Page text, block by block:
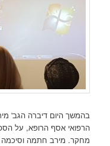
בהמשך היום דיברה הגב'
הרפואי אסף הרופא, על
מחקר. מירב חתמה